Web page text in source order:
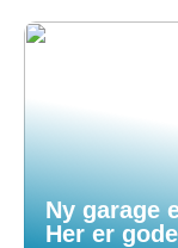
Ny garage
Her er